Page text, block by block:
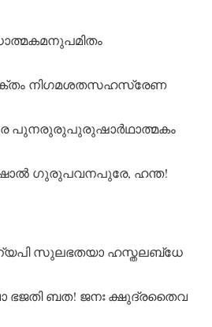
നിഗമശതസഹസ്രേണ
പുനരുരുപുരുഷാർഥാത്മകം
ഗുരുപവനപുരേ, ഹന്ത!
സുലഭതയാ ഹസ്തലബ്‌ധേ
ഭജതി ബത! ജനഃ ക്ഷുദ്രതൈവ